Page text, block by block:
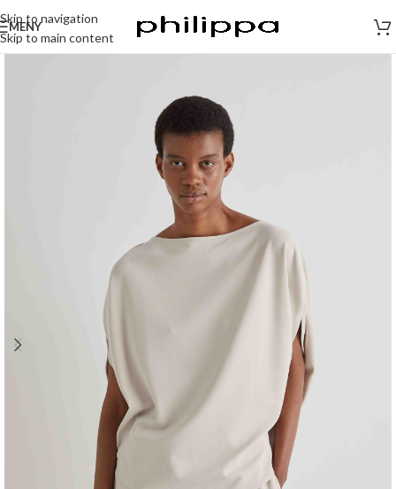
Skip to navigation
Skip to main content
MENY